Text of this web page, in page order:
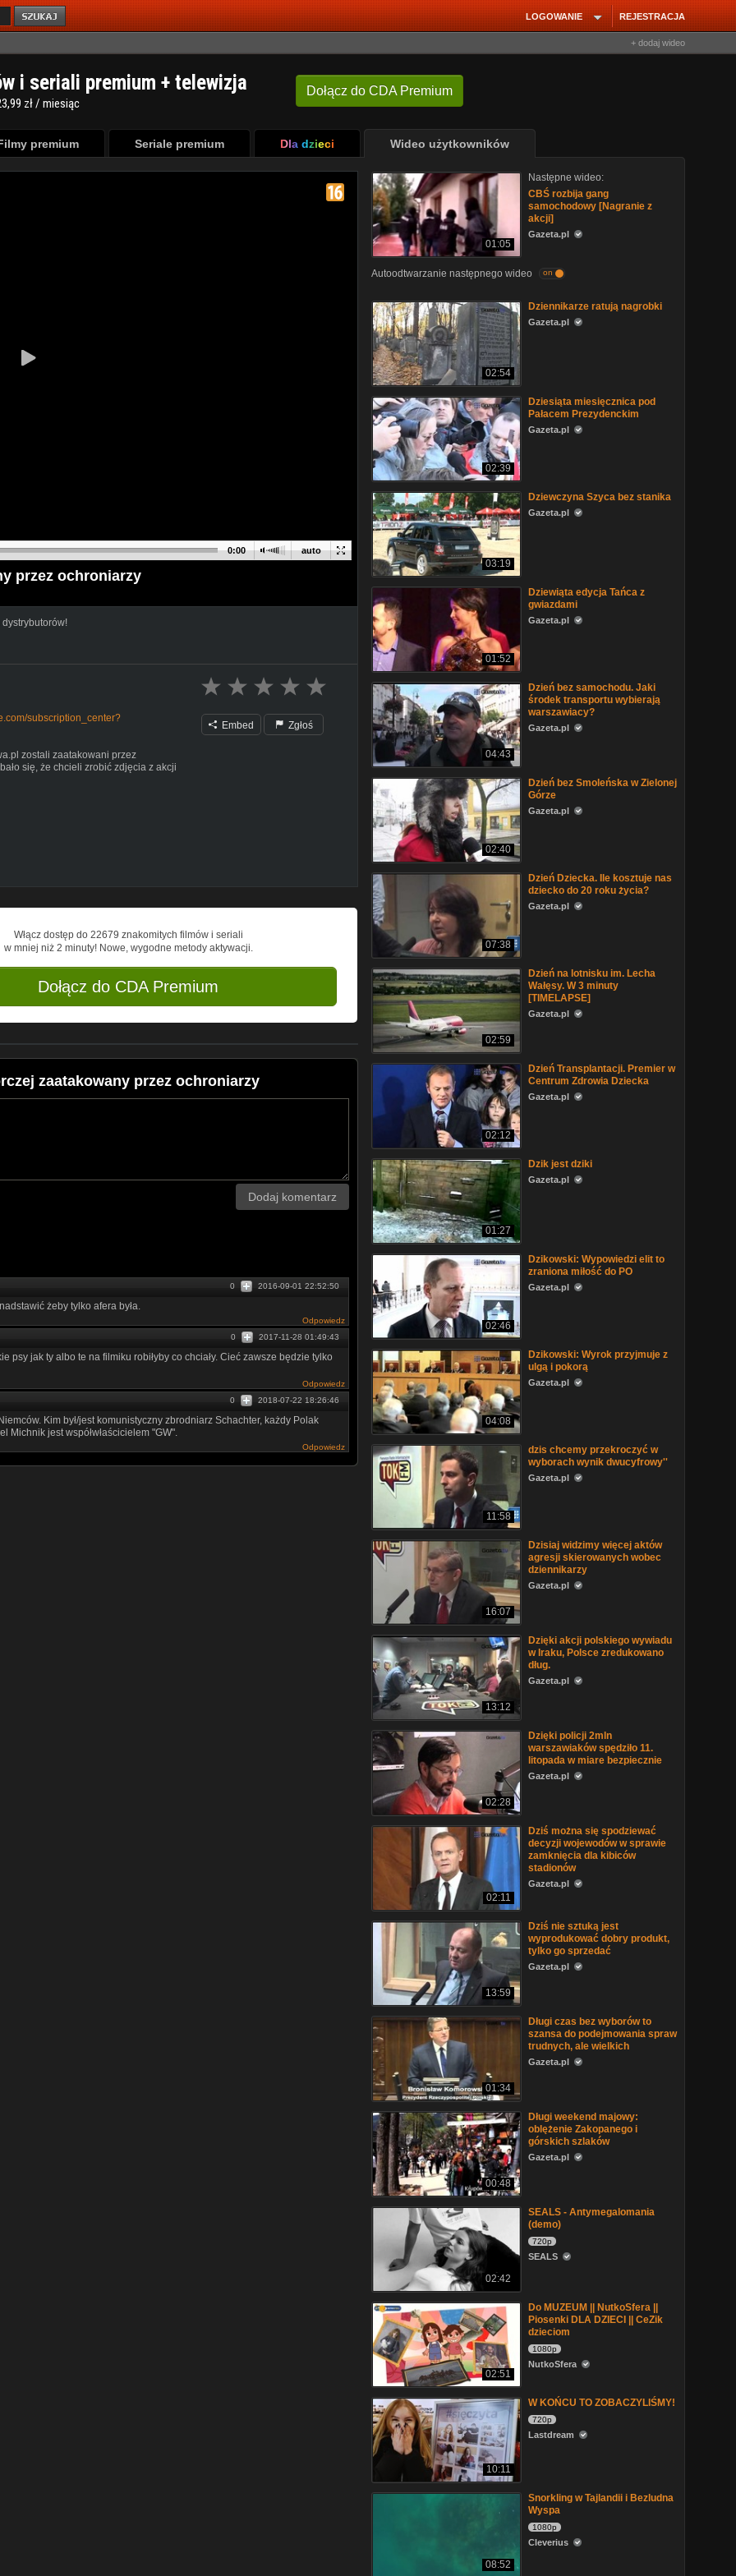
REJESTRACJA
LOGOWANIE
+ dodaj wideo
Dołącz do CDA Premium
i seriali premium + telewizja
zł / miesiąc
premium Seriale premium Dla dzieci Wideo użytkowników
auto
0:00
przez ochroniarzy
subscription_center?
zostali zaatakowani przez
się, że chcieli zrobić zdjęcia z akcji
po kilka, przede wszystkim dla
106. Na tyłach marketu
siedziby ma kilka agencji celnych.
kwas fosforowy. Dlatego na
ochroniarza, tak by ten nie mógł
Borowicz. - Mówił, że tu nie
przyszedł drugi. W niewybrednych
się nagrywa, odpowiedział, że
i uderzył go w twarz. Na szczęście
Tvnwarszawa.pl nie ucierpiał, ale
Embed Zgłoś
Włącz dostęp do 22679 znakomitych filmów i seriali
w mniej niż 2 minuty! Nowe, wygodne metody aktywacji.
Dołącz do CDA Premium
zaatakowany przez ochroniarzy
Dodaj komentarz
2016-09-01 22:52:50
0
żeby tylko afera była.
Odpowiedz
2017-11-28 01:49:43
0
psy jak ty albo te na filmiku robiłyby co chciały. Cieć zawsze będzie tylko
Odpowiedz
2018-07-22 18:26:46
0
Kim był/jest komunistyczny zbrodniarz Schachter, każdy Polak
Michnik jest współwłaścicielem "GW".
Odpowiedz
01:05
Następne wideo:
CBŚ rozbija gang
samochodowy [Nagranie z
akcji]
Gazeta.pl
Autoodtwarzanie następnego wideo on
02:54
Dziennikarze ratują nagrobki
Gazeta.pl
02:39
Dziesiąta miesięcznica pod
Pałacem Prezydenckim
Gazeta.pl
03:19
Dziewczyna Szyca bez stanika
Gazeta.pl
01:52
Dziewiąta edycja Tańca z
gwiazdami
Gazeta.pl
04:43
Dzień bez samochodu. Jaki
środek transportu wybierają
warszawiacy?
Gazeta.pl
02:40
Dzień bez Smoleńska w Zielonej
Górze
Gazeta.pl
07:38
Dzień Dziecka. Ile kosztuje nas
dziecko do 20 roku życia?
Gazeta.pl
02:59
Dzień na lotnisku im. Lecha
Wałęsy. W 3 minuty
[TIMELAPSE]
Gazeta.pl
02:12
Dzień Transplantacji. Premier w
Centrum Zdrowia Dziecka
Gazeta.pl
01:27
Dzik jest dziki
Gazeta.pl
02:46
Dzikowski: Wypowiedzi elit to
zraniona miłość do PO
Gazeta.pl
04:08
Dzikowski: Wyrok przyjmuje z
ulgą i pokorą
Gazeta.pl
11:58
dzis chcemy przekroczyć w
wyborach wynik dwucyfrowy''
Gazeta.pl
16:07
Dzisiaj widzimy więcej aktów
agresji skierowanych wobec
dziennikarzy
Gazeta.pl
13:12
Dzięki akcji polskiego wywiadu
w Iraku, Polsce zredukowano
dług.
Gazeta.pl
02:28
Dzięki policji 2mln
warszawiaków spędziło 11.
litopada w miare bezpiecznie
Gazeta.pl
02:11
Dziś można się spodziewać
decyzji wojewodów w sprawie
zamknięcia dla kibiców
stadionów
Gazeta.pl
13:59
Dziś nie sztuką jest
wyprodukować dobry produkt,
tylko go sprzedać
Gazeta.pl
01:34
Długi czas bez wyborów to
szansa do podejmowania spraw
trudnych, ale wielkich
Gazeta.pl
00:48
Długi weekend majowy:
oblężenie Zakopanego i
górskich szlaków
Gazeta.pl
02:42
SEALS - Antymegalomania
(demo)
720p
SEALS
02:51
Do MUZEUM || NutkoSfera ||
Piosenki DLA DZIECI || CeZik
dzieciom
1080p
NutkoSfera
10:11
W KOŃCU TO ZOBACZYLIŚMY!
720p
Lastdream
08:52
Snorkling w Tajlandii i Bezludna
Wyspa
1080p
Cleverius